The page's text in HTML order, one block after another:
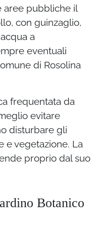
aree pubbliche il
con guinzaglio,
a
eventuali
di Rosolina
frequentata da
evitare
disturbare gli
e vegetazione. La
proprio dal suo
Botanico